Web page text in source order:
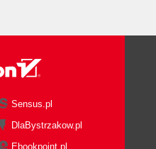
Sensus.pl
DlaBystrzakow.pl
Ebookpoint.pl